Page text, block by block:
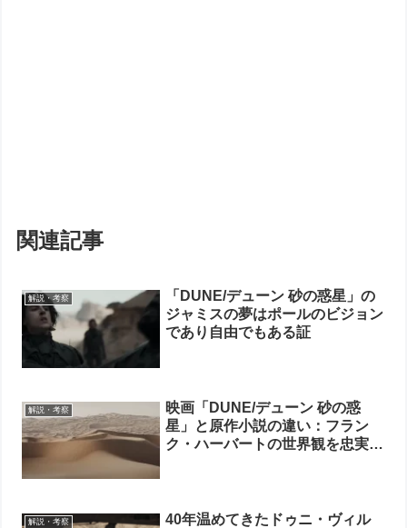
関連記事
解説・考察
「DUNE/デューン 砂の惑星」の
ジャミスの夢はポールのビジョン
であり自由でもある証
解説・考察
映画「DUNE/デューン 砂の惑
星」と原作小説の違い：フラン
ク・ハーバートの世界観を忠実に
解説・考察
40年温めてきたドゥニ・ヴィル